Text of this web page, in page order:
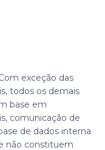
exceção das
todos os demais
base em
comunicação de
de dados interna
não constituem